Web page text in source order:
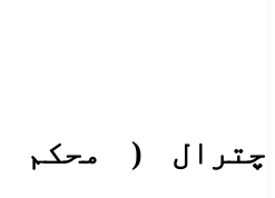
چترال ( محکم